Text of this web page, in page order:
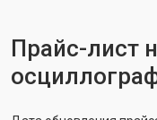
Прайс-лист